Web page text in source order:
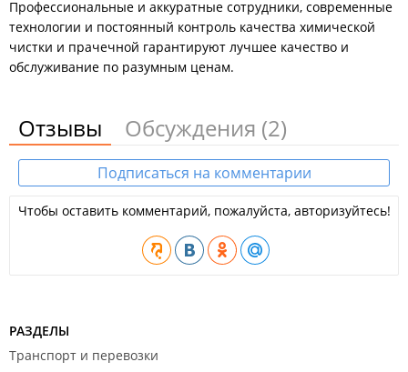
Профессиональные и аккуратные сотрудники, современные
технологии и постоянный контроль качества химической
чистки и прачечной гарантируют лучшее качество и
обслуживание по разумным ценам.
Отзывы Обсуждения (2)
Подписаться на комментарии
Чтобы оставить комментарий, пожалуйста, авторизуйтесь!
РАЗДЕЛЫ
Транспорт и перевозки